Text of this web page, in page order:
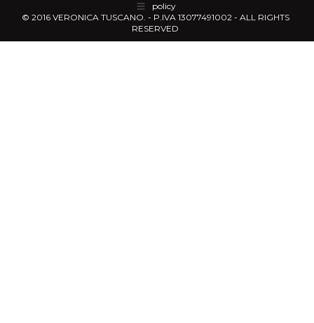
policy
© 2016 VERONICA TUSCANO. - P.IVA 13077491002 - ALL RIGHTS
RESERVED